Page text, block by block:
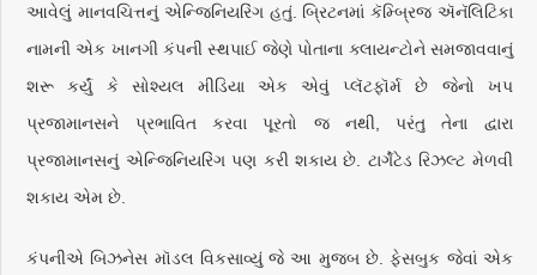
આવેલું માનવચિત્તનું એન્જિનિયરિંગ હતું. બ્રિટનમાં કૅમ્બ્રિજ ઍનૅલિટિકા
નામની એક ખાનગી કંપની સ્થપાઈ જેણે પોતાના ક્લાયન્ટોને સમજાવવાનું
શરૂ કર્યું કે સોશ્યલ મીડિયા એક એવું પ્લૅટફૉર્મ છે જેનો ખપ
પ્રજામાનસને પ્રભાવિત કરવા પૂરતો જ નથી, પરંતુ તેના દ્વારા
પ્રજામાનસનું એન્જિનિયરિંગ પણ કરી શકાય છે. ટાર્ગેટેડ રિઝલ્ટ મેળવી
શકાય એમ છે.
કંપનીએ બિઝનેસ મૉડલ વિકસાવ્યું જે આ મુજબ છે. ફેસબુક જેવાં એક